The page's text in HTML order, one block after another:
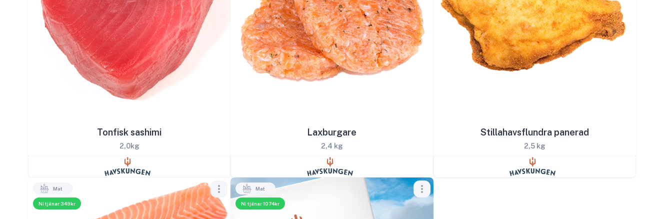
Tonfisk sashimi
2,0kg
Laxburgare
2,4 kg
Stillahavsflundra panerad
2,5 kg
Ni tjänar 349kr
Mat
Ni tjänar 1074kr
Mat